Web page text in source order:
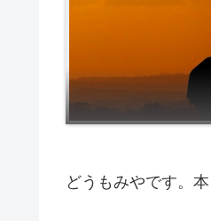
どうもみやです。